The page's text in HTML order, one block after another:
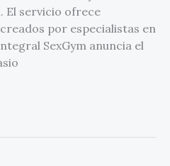
servicio ofrece
por especialistas en
SexGym anuncia el